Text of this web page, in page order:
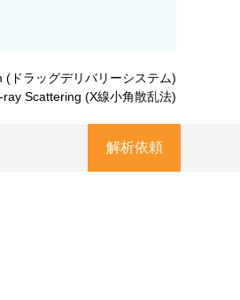
ドラッグデリバリーシステム)
Scattering (X線小角散乱法)
解析依頼